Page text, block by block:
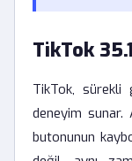
TikTok
TikTok, sürekli
deneyim sunar.
butonunun